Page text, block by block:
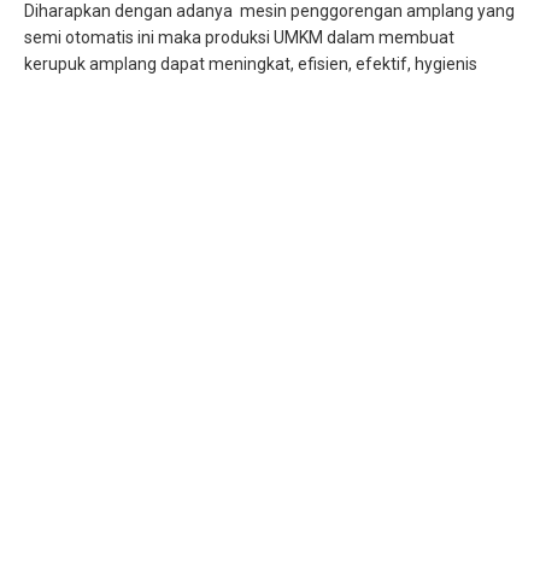
Diharapkan dengan adanya mesin penggorengan amplang yang
semi otomatis ini maka produksi UMKM dalam membuat
kerupuk amplang dapat meningkat, efisien, efektif, hygienis